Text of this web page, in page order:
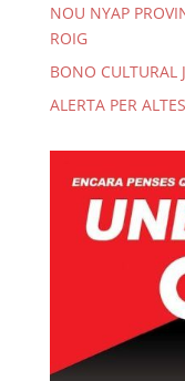
NOU NYAP
ROIG
BONO CULTURAL
ALERTA PER